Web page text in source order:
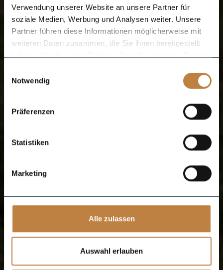
Verwendung unserer Website an unsere Partner für
soziale Medien, Werbung und Analysen weiter. Unsere
Partner führen diese Informationen möglicherweise mit
weiteren Daten zusammen, die Sie ihnen bereitgestellt
Notwendig
Präferenzen
Statistiken
Marketing
Alle zulassen
Auswahl erlauben